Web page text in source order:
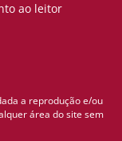
ao leitor
a reprodução e/ou
área do site sem